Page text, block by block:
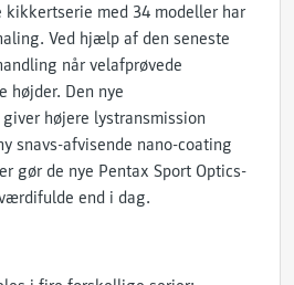
med 34 modeller har
Ved hjælp af den seneste
når velafprøvede
højder. Den nye
højere lystransmission
snavs-afvisende nano-coating
gør de nye Pentax Sport Optics-
end i dag.